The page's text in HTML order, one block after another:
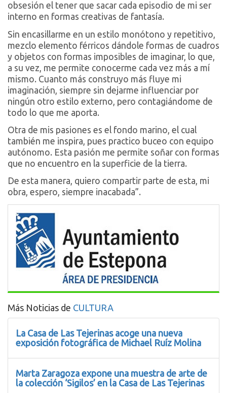
obsesión el tener que sacar cada episodio de mi ser
interno en formas creativas de fantasía.
Sin encasillarme en un estilo monótono y repetitivo,
mezclo elemento férricos dándole formas de cuadros
y objetos con formas imposibles de imaginar, lo que,
a su vez, me permite conocerme cada vez más a mí
mismo. Cuanto más construyo más fluye mi
imaginación, siempre sin dejarme influenciar por
ningún otro estilo externo, pero contagiándome de
todo lo que me aporta.
Otra de mis pasiones es el fondo marino, el cual
también me inspira, pues practico buceo con equipo
autónomo. Esta pasión me permite soñar con formas
que no encuentro en la superficie de la tierra.
De esta manera, quiero compartir parte de esta, mi
obra, espero, siempre inacabada”.
Más Noticias de CULTURA
La Casa de Las Tejerinas acoge una nueva
exposición fotográfica de Michael Ruíz Molina
Marta Zaragoza expone una muestra de arte de
la colección ‘Sigilos’ en la Casa de Las Tejerinas